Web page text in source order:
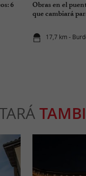
6
Obras en el
que cambiará
17,7 km -